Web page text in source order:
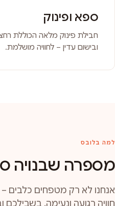
ספא ופינוק
חבילת פינוק מלאה הכוללת
ובישום עדין – לחוויה מושלמת.
למה בלובס
מספרה שבנויה
אנחנו לא רק מטפחים כלבים –
חוויה רגועה ונעימה, בשבילכם